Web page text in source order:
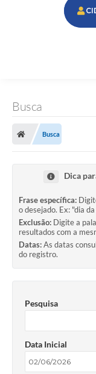
Busca
Busca
Dica
Frase específica:
o desejado. Ex: "dia da
Exclusão: Digite a
resultados com a
Datas:As datas
do registro.
Pesquisa
Data Inicial